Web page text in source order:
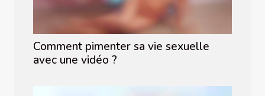
Comment pimenter sa vie sexuelle
avec une vidéo ?